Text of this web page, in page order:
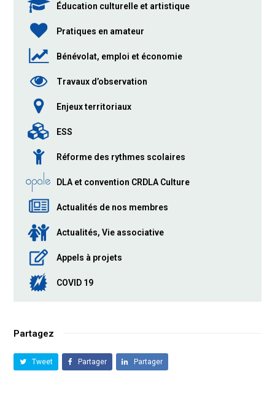
Éducation culturelle et artistique
Pratiques en amateur
Bénévolat, emploi et économie
Travaux d’observation
Enjeux territoriaux
ESS
Réforme des rythmes scolaires
DLA et convention CRDLA Culture
Actualités de nos membres
Actualités, Vie associative
Appels à projets
COVID 19
Partagez
Tweet Partager Partager